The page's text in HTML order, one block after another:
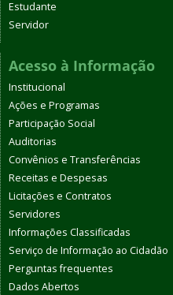
Estudante
Servidor
Acesso à Informação
Institucional
Ações e Programas
Participação Social
Auditorias
Convênios e Transferências
Receitas e Despesas
Licitações e Contratos
Servidores
Informações Classificadas
Serviço de Informação ao Cidadão
Perguntas frequentes
Dados Abertos